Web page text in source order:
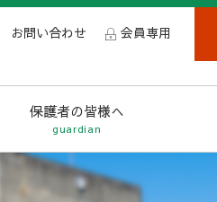
お問い合わせ 会員専用
保護者の皆様へ
guardian